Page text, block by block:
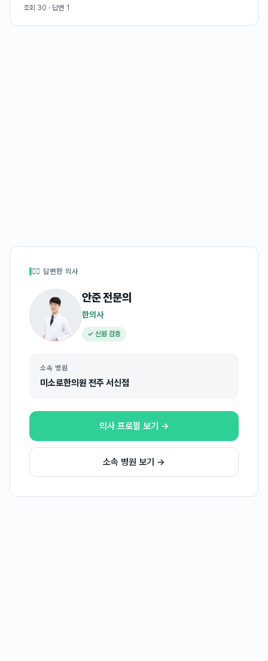
조회 30 · 답변 1
👩‍⚕️ 답변한 의사
안준전문의
한의사
✓ 신원 검증
소속 병원
미소로한의원 전주 서신점
의사 프로필 보기 →
소속 병원 보기 →